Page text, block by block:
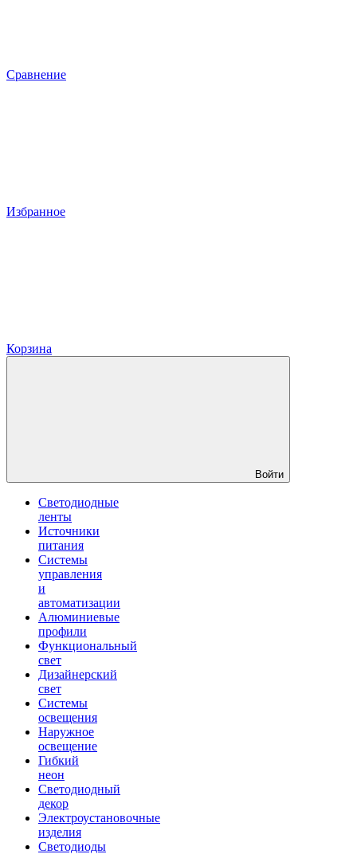
Сравнение
Избранное
Корзина
Войти
Светодиодные
ленты
Источники
питания
Системы
управления
и
автоматизации
Алюминиевые
профили
Функциональный
свет
Дизайнерский
свет
Системы
освещения
Наружное
освещение
Гибкий
неон
Светодиодный
декор
Электроустановочные
изделия
Светодиоды